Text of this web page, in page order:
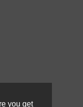
you get